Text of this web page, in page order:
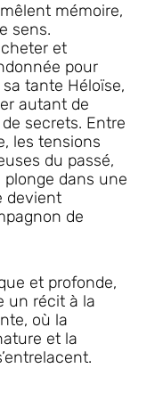
mémoire,
sens.
et
pour
tante Héloïse,
autant de
secrets. Entre
les tensions
du passé,
plonge dans une
devient
de
et profonde,
un récit à la
où la
et la